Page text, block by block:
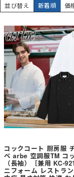
並び替え 新着順 価
コックコート 厨房服
ベ arbe 空調服TM コ
（長袖）［兼用 KC-
ニフォーム レストラ